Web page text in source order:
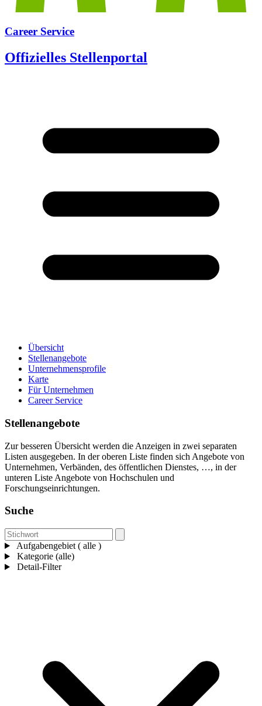
Career Service
Offizielles Stellenportal
Übersicht
Stellenangebote
Unternehmensprofile
Karte
Für Unternehmen
Career Service
Stellenangebote
Zur besseren Übersicht werden die Anzeigen in zwei separaten
Listen ausgegeben. In der oberen Liste finden sich Angebote von
Unternehmen, Verbänden, des öffentlichen Dienstes, …, in der
unteren Liste Angebote von Hochschulen und
Forschungseinrichtungen.
Suche
Aufgabengebiet ( alle )
Kategorie (alle)
Detail-Filter